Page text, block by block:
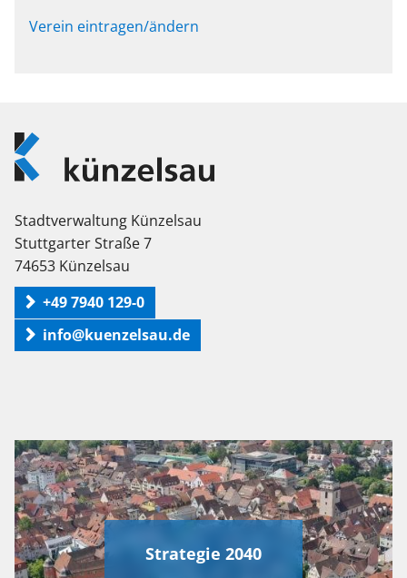
Verein eintragen/ändern
Logo
Künzelsau
Stadtverwaltung Künzelsau
Stuttgarter Straße 7
74653 Künzelsau
+49 7940 129-0
info@kuenzelsau.de
Strategie 2040